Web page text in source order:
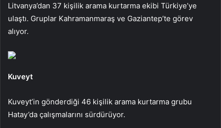
Litvanya’dan 37 kişilik arama kurtarma ekibi Türkiye’ye
ulaştı. Gruplar Kahramanmaraş ve Gaziantep’te görev
alıyor.
Kuveyt
Kuveyt’in gönderdiği 46 kişilik arama kurtarma grubu
Hatay’da çalışmalarını sürdürüyor.